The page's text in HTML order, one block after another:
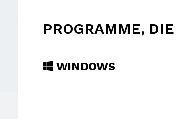
PROGRAMME,
WINDOWS